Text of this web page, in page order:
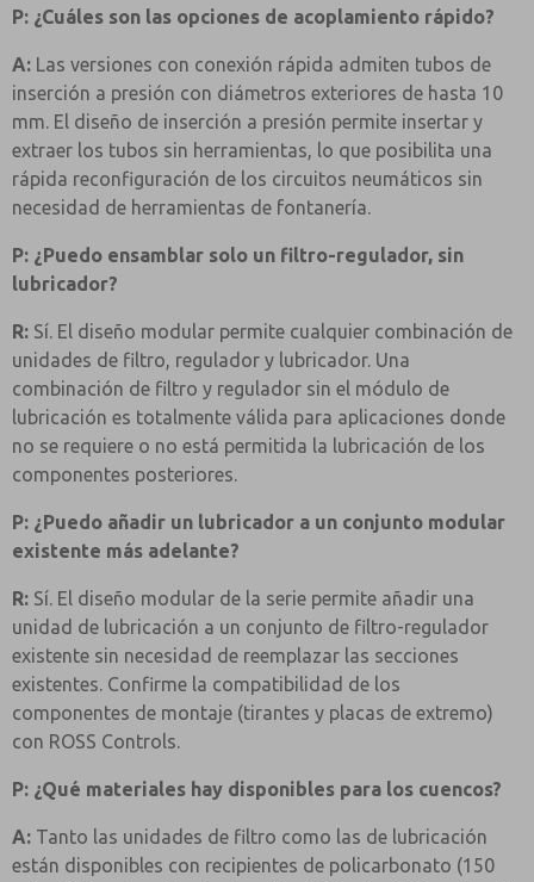
P: ¿Cuáles son las opciones de acoplamiento rápido?
A: Las versiones con conexión rápida admiten tubos de
inserción a presión con diámetros exteriores de hasta 10
mm. El diseño de inserción a presión permite insertar y
extraer los tubos sin herramientas, lo que posibilita una
rápida reconfiguración de los circuitos neumáticos sin
necesidad de herramientas de fontanería.
P: ¿Puedo ensamblar solo un filtro-regulador, sin
lubricador?
R: Sí. El diseño modular permite cualquier combinación de
unidades de filtro, regulador y lubricador. Una
combinación de filtro y regulador sin el módulo de
lubricación es totalmente válida para aplicaciones donde
no se requiere o no está permitida la lubricación de los
componentes posteriores.
P: ¿Puedo añadir un lubricador a un conjunto modular
existente más adelante?
R: Sí. El diseño modular de la serie permite añadir una
unidad de lubricación a un conjunto de filtro-regulador
existente sin necesidad de reemplazar las secciones
existentes. Confirme la compatibilidad de los
componentes de montaje (tirantes y placas de extremo)
con ROSS Controls.
P: ¿Qué materiales hay disponibles para los cuencos?
A: Tanto las unidades de filtro como las de lubricación
están disponibles con recipientes de policarbonato (150